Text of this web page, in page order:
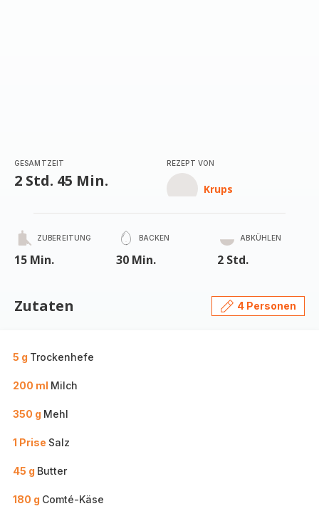
GESAMTZEIT
2 Std. 45 Min.
REZEPT VON
Krups
ZUBEREITUNG
15 Min.
BACKEN
30 Min.
ABKÜHLEN
2 Std.
Zutaten 4 Personen
5 g Trockenhefe
200 ml Milch
350 g Mehl
1 Prise Salz
45 g Butter
180 g Comté-Käse